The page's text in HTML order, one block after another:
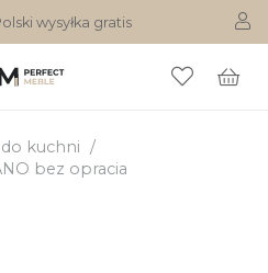
wysyłka gratis
kuchni /
bez opracia